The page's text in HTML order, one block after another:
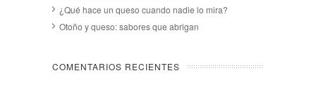
¿Qué hace un queso cuando nadie lo mira?
Otoño y queso: sabores que abrigan
COMENTARIOS RECIENTES